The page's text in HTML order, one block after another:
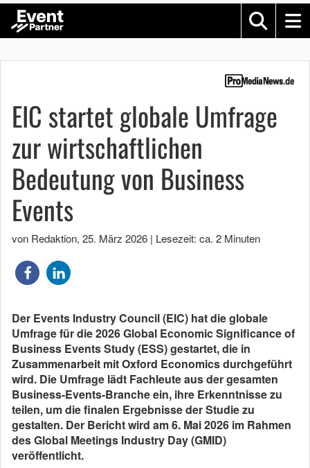
EIC startet globale Umfrage
zur wirtschaftlichen
Bedeutung von Business
Events
von Redaktion, 25. März 2026 | Lesezeit: ca. 2 Minuten
Der Events Industry Council (EIC) hat die globale
Umfrage für die 2026 Global Economic Significance of
Business Events Study (ESS) gestartet, die in
Zusammenarbeit mit Oxford Economics durchgeführt
wird. Die Umfrage lädt Fachleute aus der gesamten
Business-Events-Branche ein, ihre Erkenntnisse zu
teilen, um die finalen Ergebnisse der Studie zu
gestalten. Der Bericht wird am 6. Mai 2026 im Rahmen
des Global Meetings Industry Day (GMID)
veröffentlicht.